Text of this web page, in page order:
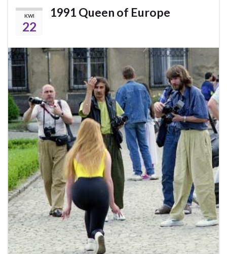
KWI
22
1991 Queen of Europe